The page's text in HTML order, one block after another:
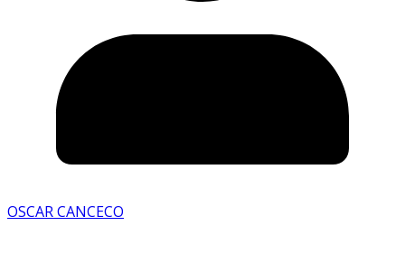
OSCAR CANCECO